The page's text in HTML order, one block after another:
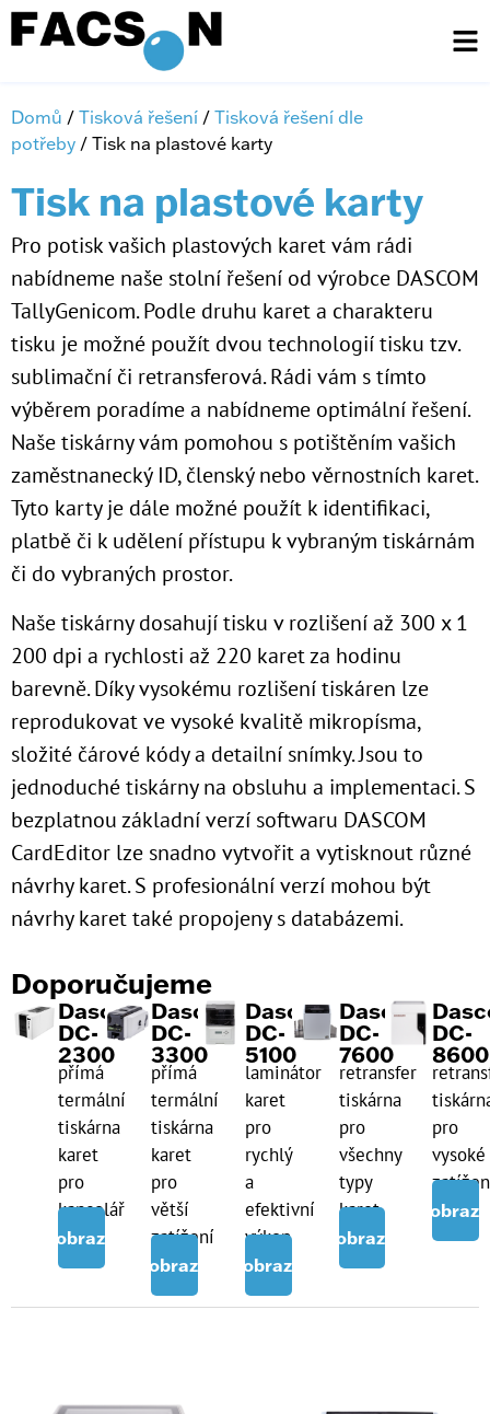
Domů /Tisková řešení /Tisková řešení dle
potřeby / Tisk na plastové karty
Tisk na plastové karty
Pro potisk vašich plastových karet vám rádi
nabídneme naše stolní řešení od výrobce DASCOM
TallyGenicom. Podle druhu karet a charakteru
tisku je možné použít dvou technologií tisku tzv.
sublimační či retransferová. Rádi vám s tímto
výběrem poradíme a nabídneme optimální řešení.
Naše tiskárny vám pomohou s potištěním vašich
zaměstnanecký ID, členský nebo věrnostních karet.
Tyto karty je dále možné použít k identifikaci,
platbě či k udělení přístupu k vybraným tiskárnám
či do vybraných prostor.
Naše tiskárny dosahují tisku v rozlišení až 300 x 1
200 dpi a rychlosti až 220 karet za hodinu
barevně. Díky vysokému rozlišení tiskáren lze
reprodukovat ve vysoké kvalitě mikropísma,
složité čárové kódy a detailní snímky. Jsou to
jednoduché tiskárny na obsluhu a implementaci. S
bezplatnou základní verzí softwaru DASCOM
CardEditor lze snadno vytvořit a vytisknout různé
návrhy karet. S profesionální verzí mohou být
návrhy karet také propojeny s databázemi.
Doporučujeme
Dascom
DC-
2300
přímá
termální
tiskárna
karet
pro
kancelář
Zobrazit
Dascom
DC-
3300
přímá
termální
tiskárna
karet
pro
větší
zatížení
Zobrazit
Dascom
DC-
5100
laminátor
karet
pro
rychlý
a
efektivní
výkon
Zobrazit
Dascom
DC-
7600
retransfer
tiskárna
pro
všechny
typy
karet
Zobrazit
DC-
8600
pro
vysoké